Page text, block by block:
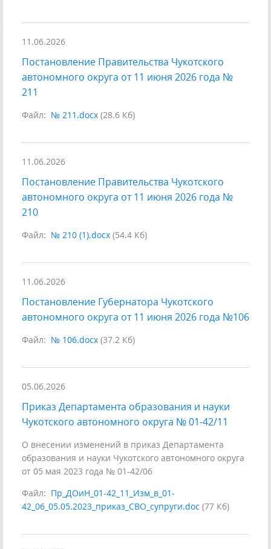
11.06.2026
Постановление Правительства Чукотского
автономного округа от 11 июня 2026 года №
211
Файл: № 211.docx (28.6 Кб)
11.06.2026
Постановление Правительства Чукотского
автономного округа от 11 июня 2026 года №
210
Файл: № 210 (1).docx (54.4 Кб)
11.06.2026
Постановление Губернатора Чукотского
автономного округа от 11 июня 2026 года №106
Файл: № 106.docx (37.2 Кб)
05.06.2026
Приказ Департамента образования и науки
Чукотского автономного округа № 01-42/11
О внесении изменений в приказ Департамента
образования и науки Чукотского автономного округа
от 05 мая 2023 года № 01-42/06
Файл: Пр_ДОиН_01-42_11_Изм_в_01-
42_06_05.05.2023_приказ_СВО_супруги.doc (77 Кб)